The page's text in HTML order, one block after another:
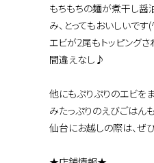
もちもちの麺が煮干し
み、とってもおいしいで
エビが2尾もトッピング
間違えなし♪
他にもぷりぷりのエビを
みたっぷりのえびごはん
仙台にお越しの際は、ぜ